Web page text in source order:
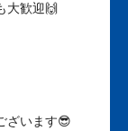
大歓迎🙌
ざいます😎